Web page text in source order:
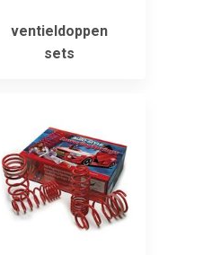
ventieldoppen
sets